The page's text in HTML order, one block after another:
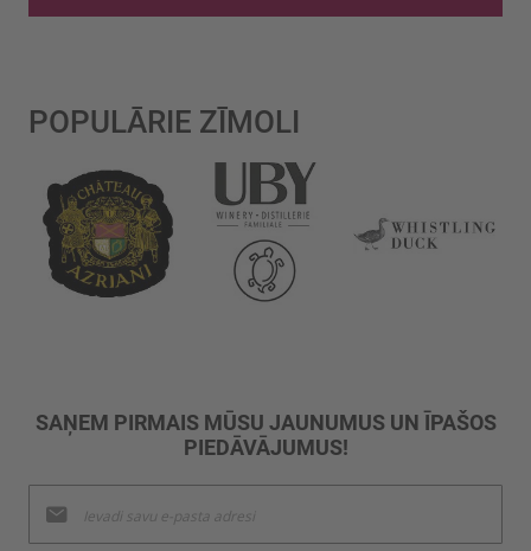
POPULĀRIE ZĪMOLI
SAŅEM PIRMAIS MŪSU JAUNUMUS UN ĪPAŠOS
PIEDĀVĀJUMUS!
jaunumu
saņemšanai: